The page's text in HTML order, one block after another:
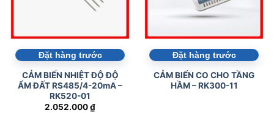
Đặt hàng trước
CẢM BIẾN NHIỆT ĐỘ ĐỘ
ẨM ĐẤT RS485/4-20mA –
RK520-01
2.052.000₫
Đặt hàng trước
CẢM BIẾN CO CHO TẦNG
HẦM – RK300-11